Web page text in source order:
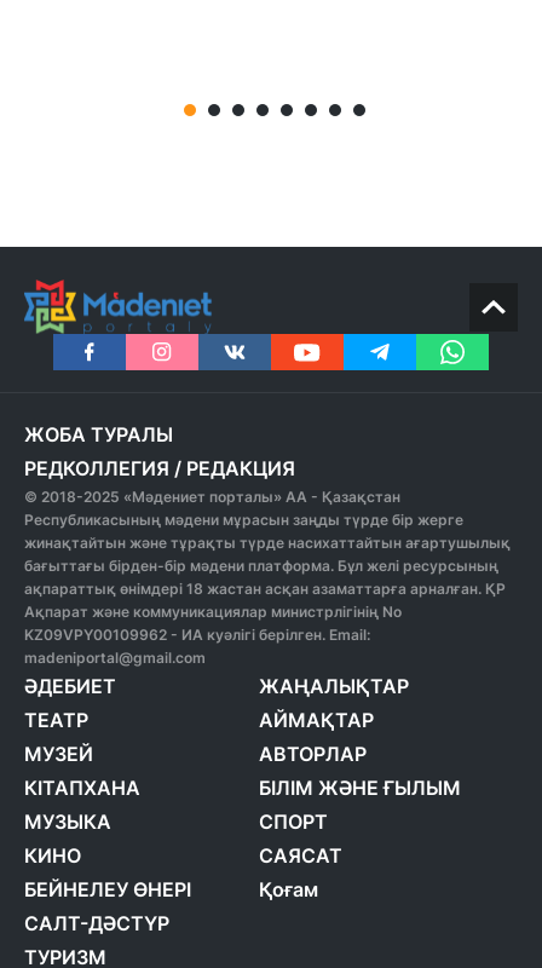
ЖОБА ТУРАЛЫ
РЕДКОЛЛЕГИЯ / РЕДАКЦИЯ
© 2018-2025 «Мәдениет порталы» АА - Қазақстан
Республикасының мәдени мұрасын заңды түрде бір жерге
жинақтайтын және тұрақты түрде насихаттайтын ағартушылық
бағыттағы бірден-бір мәдени платформа. Бұл желі ресурсының
ақпараттық өнімдері 18 жастан асқан азаматтарға арналған. ҚР
Ақпарат және коммуникациялар министрлігінің No
KZ09VPY00109962 - ИА куәлігі берілген. Email:
madeniportal@gmail.com
ӘДЕБИЕТ
ТЕАТР
МУЗЕЙ
КІТАПХАНА
МУЗЫКА
КИНО
БЕЙНЕЛЕУ ӨНЕРІ
САЛТ-ДӘСТҮР
ТУРИЗМ
ЖАҢАЛЫҚТАР
АЙМАҚТАР
АВТОРЛАР
БІЛІМ ЖӘНЕ ҒЫЛЫМ
СПОРТ
САЯСАТ
Қоғам